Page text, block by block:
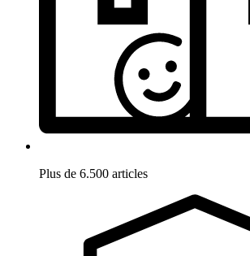
Plus de 6.500 articles